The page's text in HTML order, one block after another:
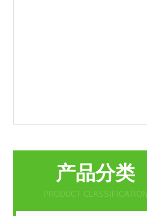
产品分类
PRODUCT CLASSIFICATION